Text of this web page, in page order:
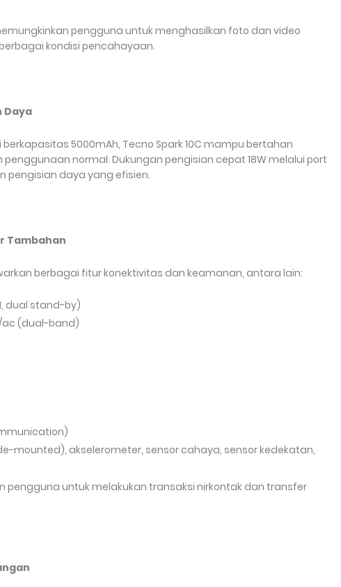
pengguna untuk menghasilkan foto dan video
kondisi pencahayaan.
Daya
5000mAh, Tecno Spark 10C mampu bertahan
normal. Dukungan pengisian cepat 18W melalui port
pengisian daya yang efisien.
Tambahan
berbagai fitur konektivitas dan keamanan, antara lain:
dual stand-by)
ac (dual-band)
mounted), akselerometer, sensor cahaya, sensor kedekatan,
pengguna untuk melakukan transaksi nirkontak dan transfer